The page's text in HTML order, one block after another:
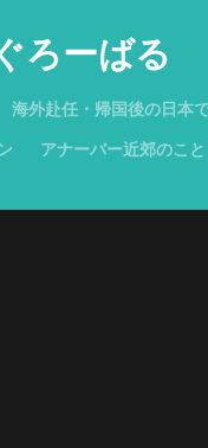
ろーばる
海外赴任・帰国後の日本
アナーバー近郊のこと